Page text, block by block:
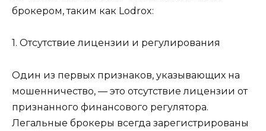
брокером, таким как Lodrox:
1. Отсутствие лицензии и регулирования
Один из первых признаков, указывающих на
мошенничество, — это отсутствие лицензии от
признанного финансового регулятора.
Легальные брокеры всегда зарегистрированы